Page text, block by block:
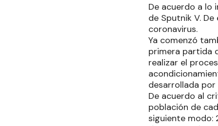
De acuerdo a lo
de Sputnik V.
coronavirus.
Ya comenzó
primera partida
realizar el
desarrollada
De acuerdo al
población de
siguiente modo: